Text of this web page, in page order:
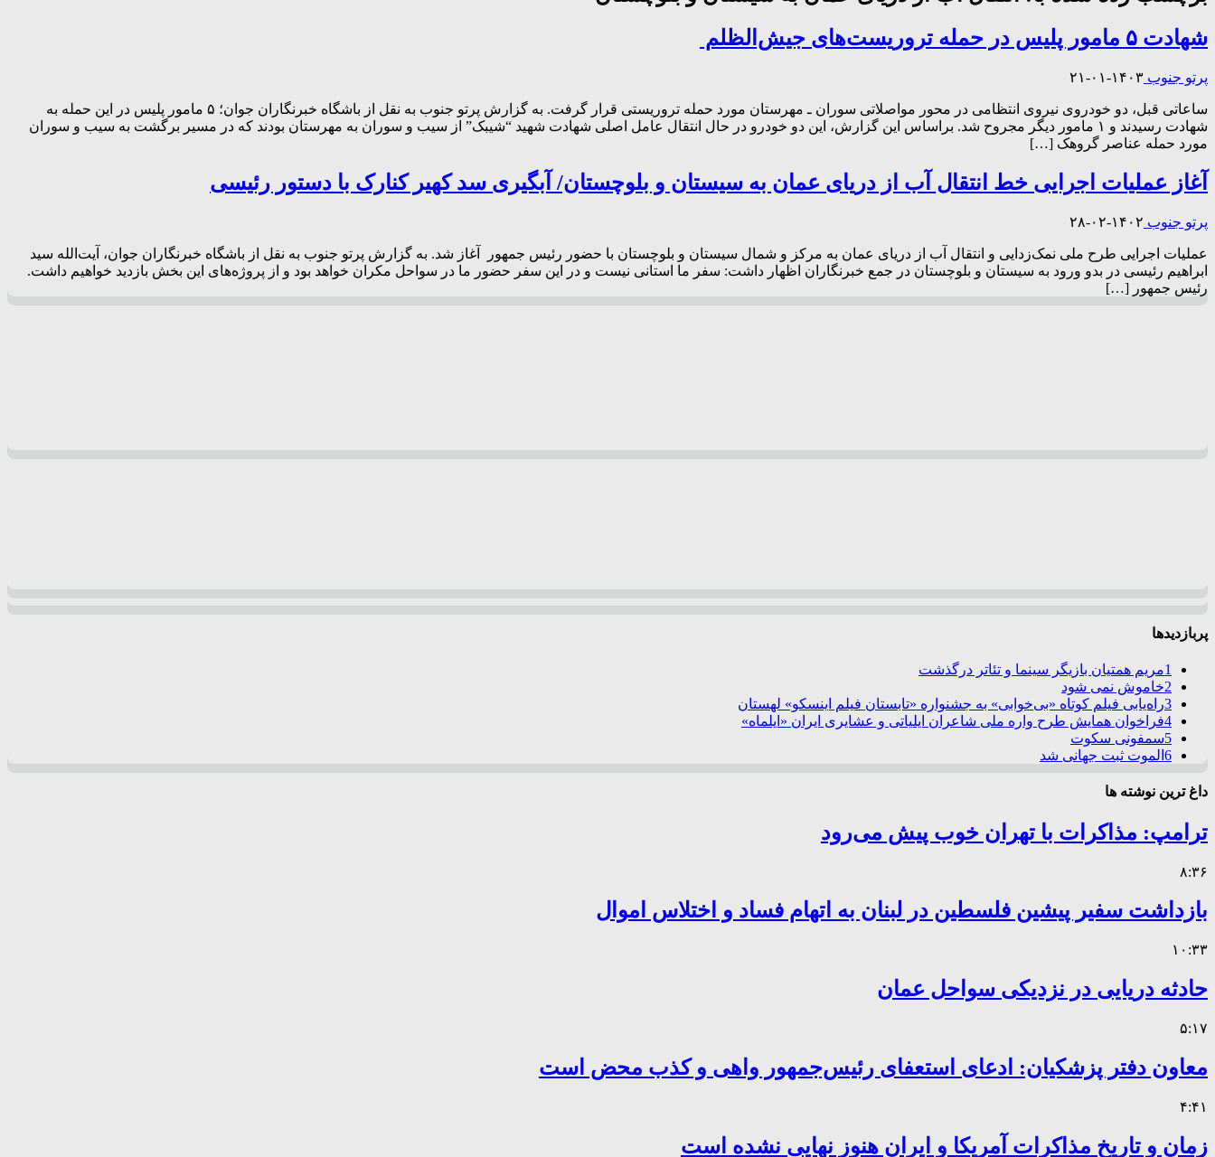
شهادت ۵ مامور پلیس در حمله تروریست‌های جیش‌الظلم
پرتو جنوب ۱۴۰۳-۰۱-۲۱
ساعاتی قبل، دو خودروی نیروی انتظامی در محور مواصلاتی سوران ـ مهرستان مورد حمله تروریستی قرار گرفت. به گزارش پرتو جنوب به نقل از باشگاه خبرنگاران جوان؛ ۵ مامور پلیس در این حمله به
شهادت رسیدند و ۱ مامور دیگر مجروح شد. براساس این گزارش، این دو خودرو ‌در حال انتقال عامل اصلی شهادت شهید “شیبک” ‌از سیب و سوران به مهرستان بودند که در مسیر برگشت به سیب و سوران
مورد حمله ‌عناصر گروهک […]
آغاز عملیات اجرایی خط انتقال آب از دریای عمان به سیستان و بلوچستان/ آبگیری سد کهیر کنارک با دستور رئیسی
پرتو جنوب ۱۴۰۲-۰۲-۲۸
عملیات اجرایی طرح ملی نمک‌زدایی و انتقال آب از دریای عمان به مرکز و شمال سیستان و بلوچستان با حضور رئیس جمهور آغاز شد. به گزارش پرتو جنوب به نقل از باشگاه خبرنگاران جوان، آیت‌الله سید
ابراهیم رئیسی در بدو ورود به سیستان و بلوچستان در جمع خبرنگاران اظهار داشت: سفر ما استانی نیست و در این سفر حضور ما در سواحل مکران خواهد بود و از پروژه‌های این بخش بازدید خواهیم داشت.
رئیس جمهور […]
پربازدیدها
1مریم همتیان بازیگر سینما و تئاتر درگذشت
2خاموش نمی شود
3راه‌یابی فیلم کوتاه «بی‌خوابی» به جشنواره «تابستان فیلم اینسکو» لهستان
4فراخوان همایش طرح واره ملی شاعران ایلیاتی و عشایری ایران «ایلماه»
5سمفونی سکوت
6 الموت ثبت جهانی شد
داغ ترین نوشته ها
ترامپ: مذاکرات با تهران خوب پیش می‌رود
۸:۳۶
بازداشت سفیر پیشین فلسطین در لبنان به اتهام فساد و اختلاس اموال
۱۰:۳۳
حادثه دریایی در نزدیکی سواحل عمان
۵:۱۷
معاون دفتر پزشکیان: ادعای استعفای رئیس‌جمهور واهی و کذب محض است
۴:۴۱
زمان و تاریخ مذاکرات آمریکا و ایران هنوز نهایی نشده است